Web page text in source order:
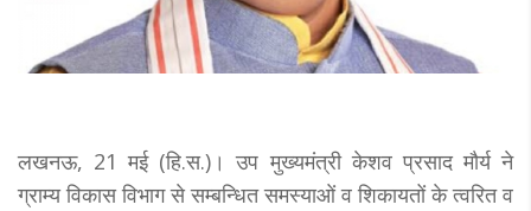
लखनऊ, 21 मई (हि.स.)। उप मुख्यमंत्री केशव प्रसाद मौर्य ने
ग्राम्य विकास विभाग से सम्बन्धित समस्याओं व शिकायतों के त्वरित व